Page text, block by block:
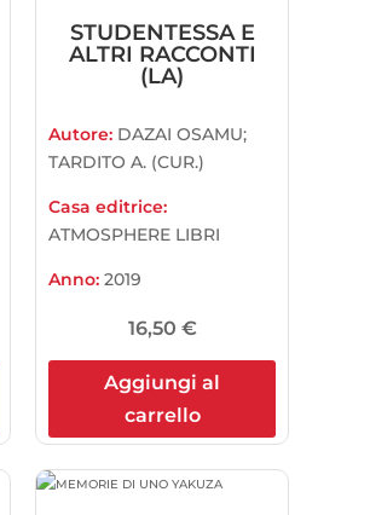
STUDENTESSA E
ALTRI RACCONTI
(LA)
Autore: DAZAI OSAMU;
TARDITO A. (CUR.)
Casa editrice:
ATMOSPHERE LIBRI
Anno:2019
16,50 €
Aggiungi al
carrello